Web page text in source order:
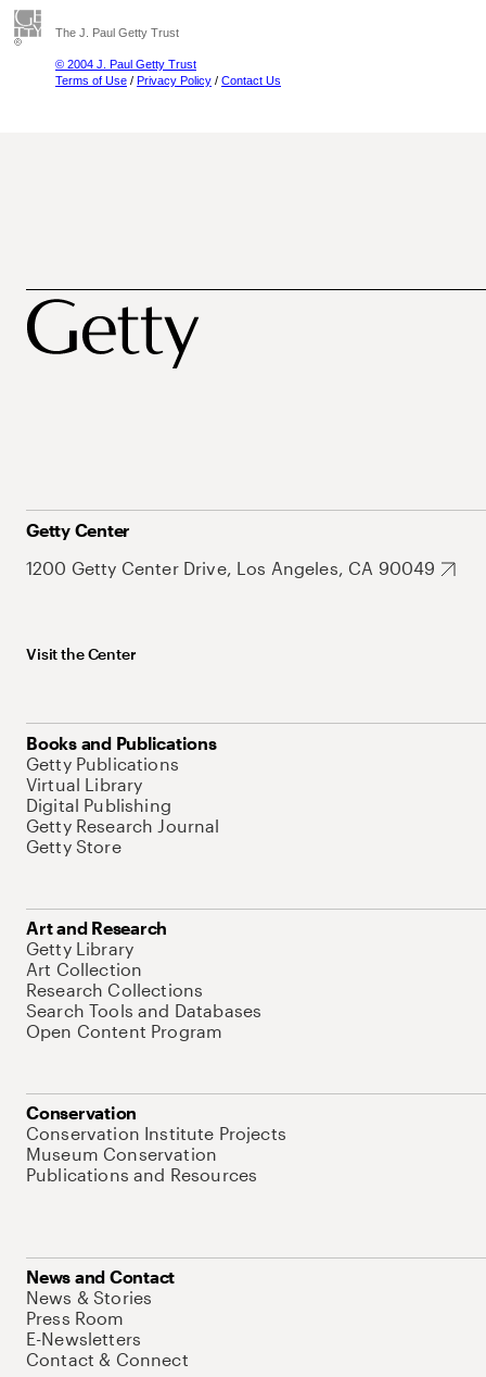
The J. Paul Getty Trust
© 2004 J. Paul Getty Trust
Terms of Use / Privacy Policy / Contact Us
Getty Center
1200 Getty Center Drive, Los Angeles, CA 90049
Visit the Center
Books and Publications
Getty Publications
Virtual Library
Digital Publishing
Getty Research Journal
Getty Store
Art and Research
Getty Library
Art Collection
Research Collections
Search Tools and Databases
Open Content Program
Conservation
Conservation Institute Projects
Museum Conservation
Publications and Resources
News and Contact
News & Stories
Press Room
E-Newsletters
Contact & Connect